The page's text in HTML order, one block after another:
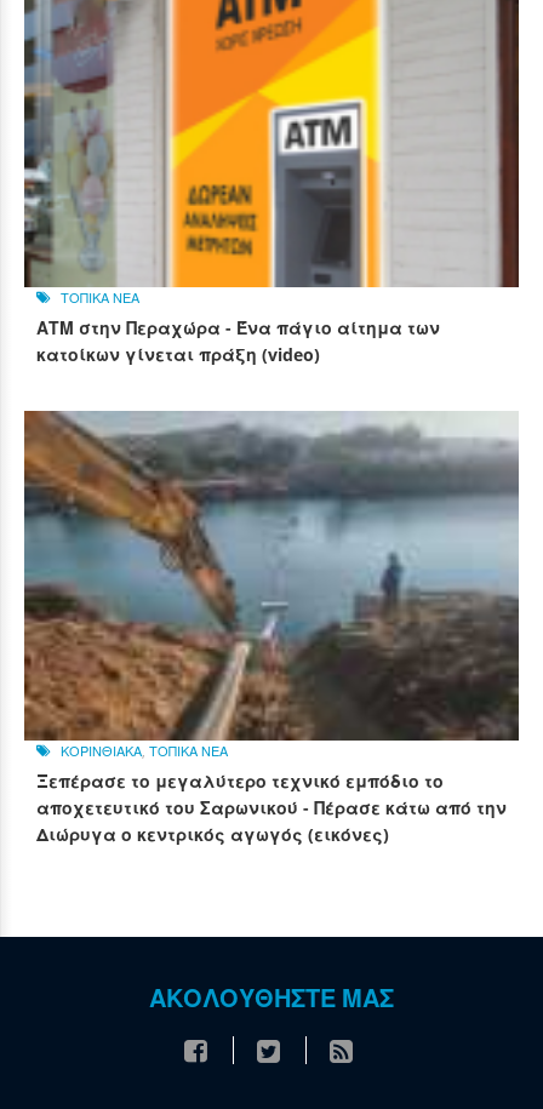
ΤΟΠΙΚΑ ΝΕΑ
ΑΤΜ στην Περαχώρα - Ένα πάγιο αίτημα των
κατοίκων γίνεται πράξη (video)
ΚΟΡΙΝΘΙΑΚΑ ΤΟΠΙΚΑ ΝΕΑ
Ξεπέρασε το μεγαλύτερο τεχνικό εμπόδιο το
αποχετευτικό του Σαρωνικού - Πέρασε κάτω από την
Διώρυγα ο κεντρικός αγωγός (εικόνες)
ΑΚΟΛΟΥΘΗΣΤΕ ΜΑΣ